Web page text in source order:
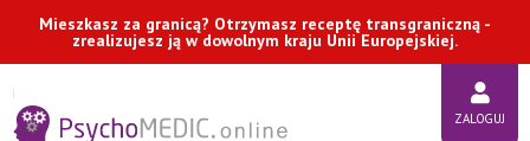
PrzejdźMieszkasz za granicą? Otrzymasz receptę transgraniczną -
zrealizujesz ją w dowolnym kraju Unii Europejskiej.
ZALOGUJ